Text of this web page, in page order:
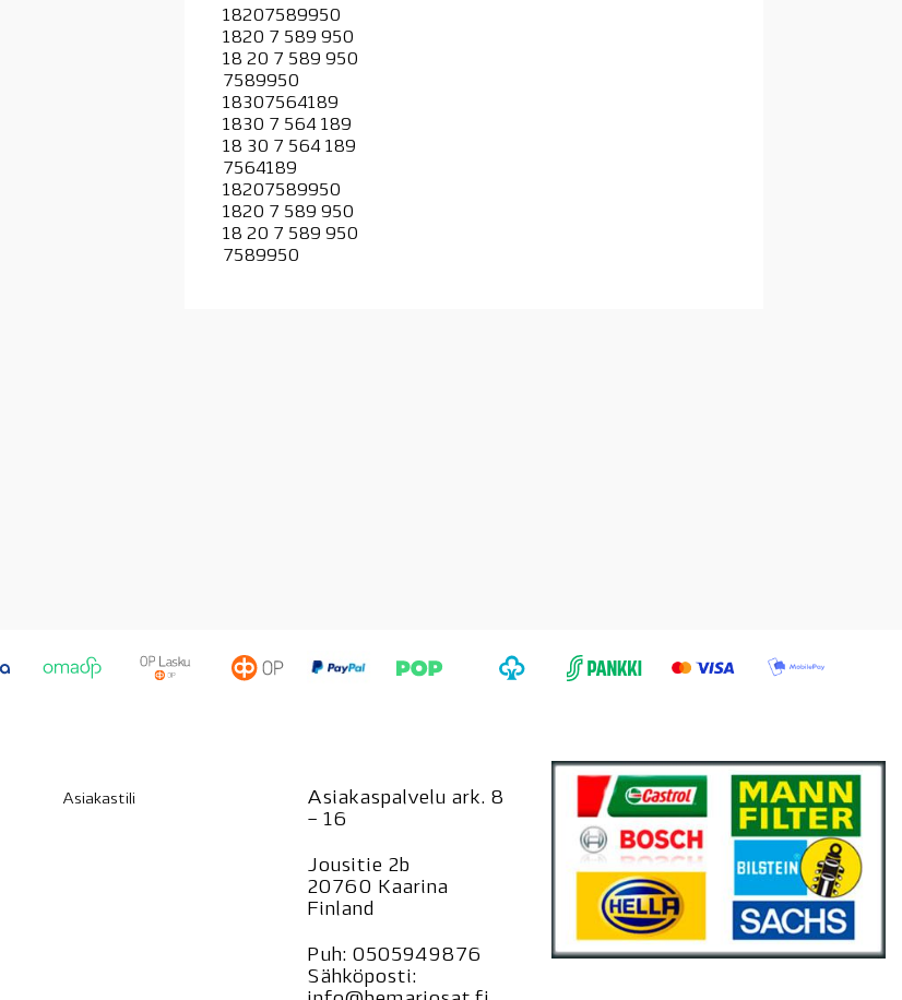
18207589950
1820 7 589 950
18 20 7 589 950
7589950
18307564189
1830 7 564 189
18 30 7 564 189
7564189
18207589950
1820 7 589 950
18 20 7 589 950
7589950
Asiakastili
Asiakaspalvelu ark. 8
– 16
Jousitie 2b
20760 Kaarina
Finland
Puh: 0505949876
Sähköposti: